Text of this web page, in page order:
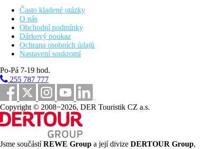
51 km
Centrum města
Pláž
Plážová dovolená
Bazény
Dětský bazén
Fotogalerie
Často kladené otázky
O nás
Obchodní podmínky
Dárkový poukaz
Ochrana osobních údajů
Nastavení soukromí
Po-Pá 7-19 hod.
255 787 777
Copyright © 2008−2026, DER Touristik CZ a.s.
Jsme součástíREWE Group a její divize DERTOUR Group,